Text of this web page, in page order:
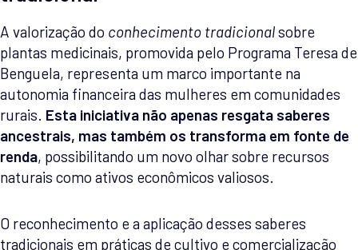
A valorização do conhecimento tradicionalsobre
plantas medicinais, promovida pelo Programa Teresa de
Benguela, representa um marco importante na
autonomia financeira das mulheres em comunidades
rurais. Esta iniciativa não apenas resgata saberes
ancestrais, mas também os transforma em fonte de
renda, possibilitando um novo olhar sobre recursos
naturais como ativos econômicos valiosos.
O reconhecimento e a aplicação desses saberes
tradicionais em práticas de cultivo e comercialização